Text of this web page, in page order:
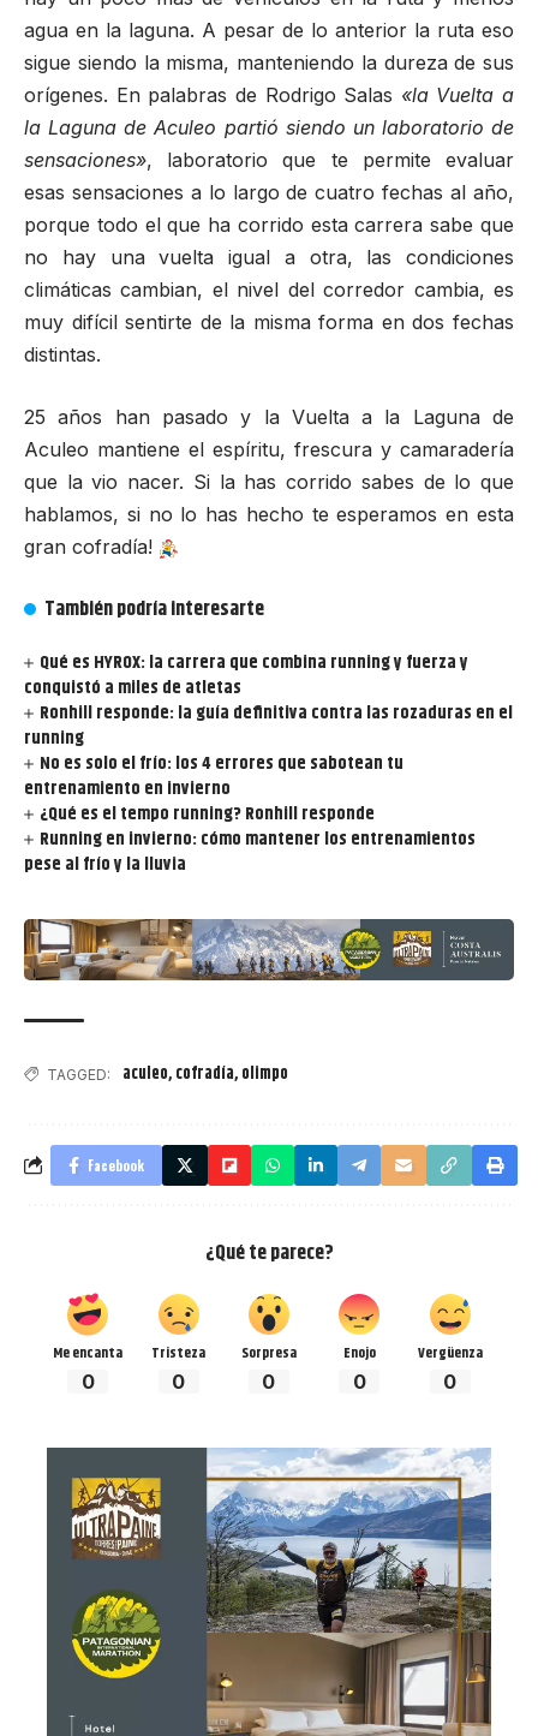
agua en la laguna. A pesar de lo anterior la ruta eso
sigue siendo la misma, manteniendo la dureza de sus
orígenes. En palabras de Rodrigo Salas «la Vuelta a
la Laguna de Aculeo partió siendo un laboratorio de
sensaciones», laboratorio que te permite evaluar
esas sensaciones a lo largo de cuatro fechas al año,
porque todo el que ha corrido esta carrera sabe que
no hay una vuelta igual a otra, las condiciones
climáticas cambian, el nivel del corredor cambia, es
muy difícil sentirte de la misma forma en dos fechas
distintas.
25 años han pasado y la Vuelta a la Laguna de
Aculeo mantiene el espíritu, frescura y camaradería
que la vio nacer. Si la has corrido sabes de lo que
hablamos, si no lo has hecho te esperamos en esta
gran cofradía!
También podría interesarte
Qué es HYROX: la carrera que combina running y fuerza y
conquistó a miles de atletas
Ronhill responde: la guía definitiva contra las rozaduras en el
running
No es solo el frío: los 4 errores que sabotean tu
entrenamiento en invierno
¿Qué es el tempo running? Ronhill responde
Running en invierno: cómo mantener los entrenamientos
pese al frío y la lluvia
TAGGED: aculeo,cofradía,olimpo
Facebook
¿Qué te parece?
Me encanta
0
Tristeza
0
Sorpresa
0
Enojo
0
Vergüenza
0